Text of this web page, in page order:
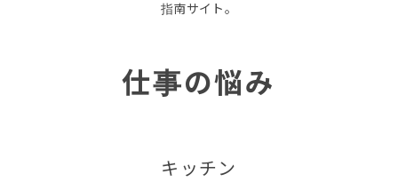
指南サイト。
仕事の悩み
キッチン